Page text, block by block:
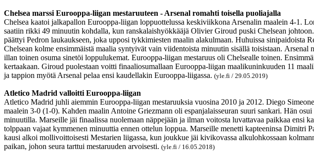
Chelsea marssi Eurooppa-liigan mestaruuteen - Arsenal romahti toisella puoliajalla
Chelsea kaatoi jalkapallon Eurooppa-liigan loppuottelussa keskiviikkona Arsenalin maalein 4-1.
saatiin rikki 49 minuutin kohdalla, kun ranskalaishyökkääjä Olivier Giroud puski Chelsean
päättyi Pedron laukaukseen, joka upposi tykkimiesten maalin alakulmaan. Huhuissa sinipaidoista
Chelsean kolme ensimmäistä maalia syntyivät vain viidentoista minuutin sisällä toisistaan.
illan toinen osuma sinetöi loppulukemat. Eurooppa-liigan mestaruus oli Chelsealle toinen.
kertaakaan. Giroud puolestaan voitti finaaliosumallaan Eurooppa-liigan maalikuninkuuden 11
ja tappion myötä Arsenal pelaa ensi kaudellakin Eurooppa-liigassa. (yle.fi / 29.05.2019)
Atletico Madrid valloitti Eurooppa-liigan
Atletico Madrid juhli aiemmin Eurooppa-liigan mestaruuksia vuosina 2010 ja 2012. Diego
maalein 3-0 (1-0). Kahden maalin Antoine Griezmann oli espanjalaisseuran suuri sankari. Hän
minuutilla. Marseille jäi finaalissa nuolemaan näppejään ja ilman voitosta luvattavaa paikkaa ensi
tolppaan vajaat kymmenen minuuttia ennen ottelun loppua. Marseille menetti kapteeninsa
kausi alkoi mollivoittoisesti Mestarien liigassa, kun joukkue jäi kivikovassa alkulohkossaan
paikan, johon seura tarttui mestaruuden arvoisesti. (yle.fi / 16.05.2018)